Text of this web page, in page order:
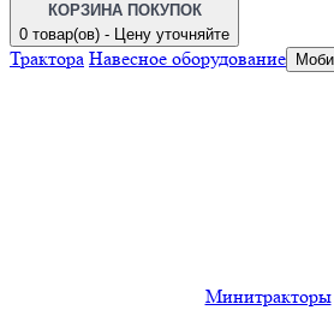
КОРЗИНА ПОКУПОК
0 товар(ов) - Цену уточняйте
Трактора Навесное оборудование
Минитракторы